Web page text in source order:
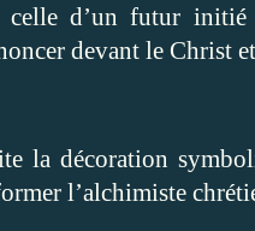
celle d’un futur
devant le Christ
la décoration
l’alchimiste